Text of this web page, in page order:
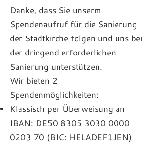
Danke, dass Sie unserm
Spendenaufruf für die Sanierung
der Stadtkirche folgen und uns bei
der dringend erforderlichen
Sanierung unterstützen.
Wir bieten 2
Spendenmöglichkeiten:
Klassisch per Überweisung an
IBAN: DE50 8305 3030 0000
0203 70 (BIC: HELADEF1JEN)